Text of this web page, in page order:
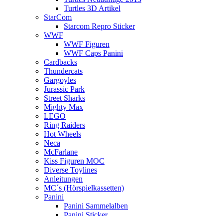
Turtles 3D Artikel
StarCom
Starcom Repro Sticker
WWF
WWF Figuren
WWF Caps Panini
Cardbacks
Thundercats
Gargoyles
Jurassic Park
Street Sharks
Mighty Max
LEGO
Ring Raiders
Hot Wheels
Neca
McFarlane
Kiss Figuren MOC
Diverse Toylines
Anleitungen
MC´s (Hörspielkassetten)
Panini
Panini Sammelalben